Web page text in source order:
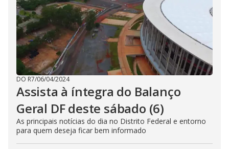
DO R7/06/04/2024
Assista à íntegra do Balanço
Geral DF deste sábado (6)
As principais notícias do dia no Distrito Federal e entorno
para quem deseja ficar bem informado